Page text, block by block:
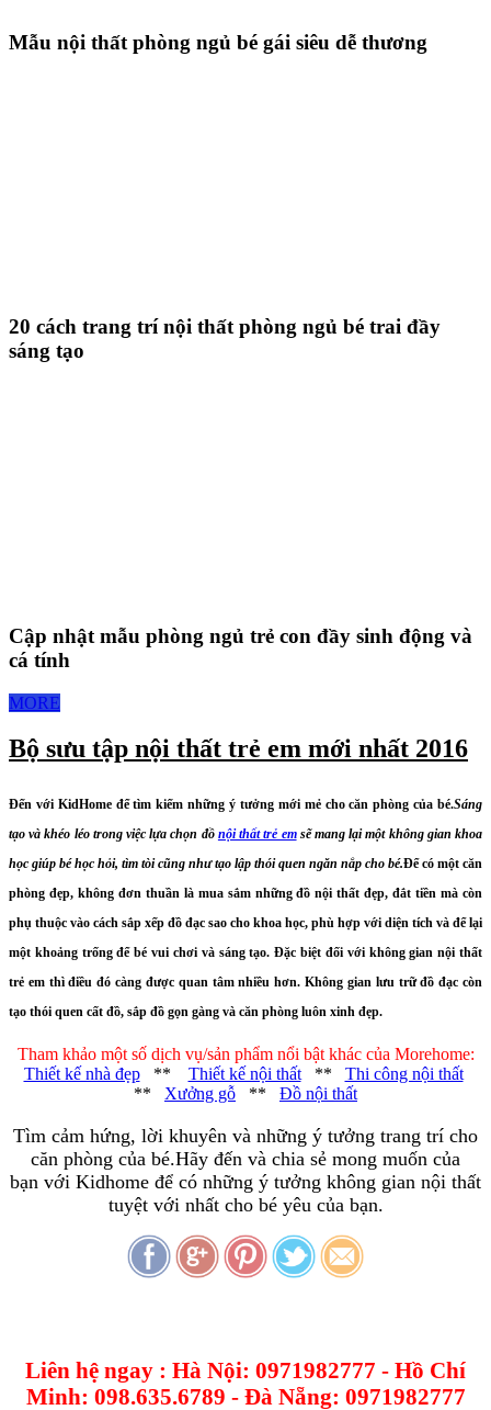
Mẫu nội thất phòng ngủ bé gái siêu dễ thương
20 cách trang trí nội thất phòng ngủ bé trai đầy
sáng tạo
Cập nhật mẫu phòng ngủ trẻ con đầy sinh động và
cá tính
MORE
Bộ sưu tập nội thất trẻ em mới nhất 2016
Đến với KidHome để tìm kiếm những ý tưởng mới mẻ cho căn phòng của bé.Sáng
tạo và khéo léo trong việc lựa chọn đồ nội thất trẻ emsẽ mang lại một không gian khoa
học giúp bé học hỏi, tìm tòi cũng như tạo lập thói quen ngăn nắp cho bé.Để có một căn
phòng đẹp, không đơn thuần là mua sắm những đồ nội thất đẹp, đắt tiền mà còn
phụ thuộc vào cách sắp xếp đồ đạc sao cho khoa học, phù hợp với diện tích và để lại
một khoảng trống để bé vui chơi và sáng tạo. Đặc biệt đối với không giannội thất
trẻ emthì điều đó càng được quan tâm nhiều hơn. Không gian lưu trữ đồ đạc còn
tạo thói quen cất đồ, sắp đồ gọn gàng và căn phòng luôn xinh đẹp.
Tham khảo một số dịch vụ/sản phẩm nổi bật khác của Morehome:
Thiết kế nhà đẹp** Thiết kế nội thất** Thi công nội thất
** Xưởng gỗ ** Đồ nội thất
Tìm cảm hứng, lời khuyên và những ý tưởng trang trí cho
căn phòng của bé.Hãy đến và chia sẻ mong muốn của
bạn với Kidhome để có những ý tưởng không gian nội thất
tuyệt với nhất cho bé yêu của bạn.
Liên hệ ngay : Hà Nội: 0971982777 - Hồ Chí
Minh: 098.635.6789 - Đà Nẵng: 0971982777